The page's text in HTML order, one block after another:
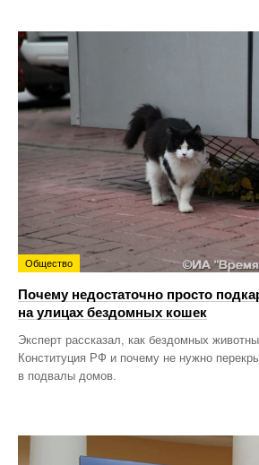
Общество
Почему недостаточно просто
на улицах бездомных кошек
Эксперт рассказал, как бездомных
Конституция РФ и почему не нужно
в подвалы домов.